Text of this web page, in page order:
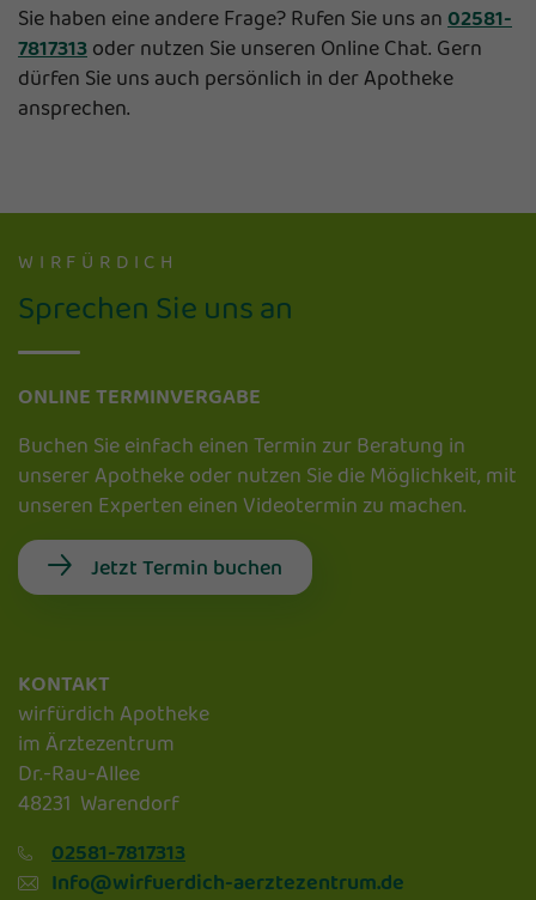
Sie haben eine andere Frage? Rufen Sie uns an 02581-
7817313oder nutzen Sie unseren Online Chat. Gern
dürfen Sie uns auch persönlich in der Apotheke
ansprechen.
WIRFÜRDICH
Sprechen Sie uns an
ONLINE TERMINVERGABE
Buchen Sie einfach einen Termin zur Beratung in
unserer Apotheke oder nutzen Sie die Möglichkeit, mit
unseren Experten einen Videotermin zu machen.
Jetzt Termin buchen
KONTAKT
wirfürdich Apotheke
im Ärztezentrum
Dr.-Rau-Allee
48231 Warendorf
02581-7817313
Info@wirfuerdich-aerztezentrum.de